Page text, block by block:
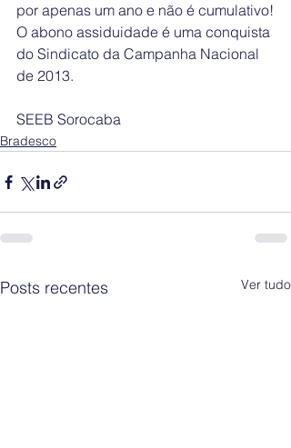
por apenas um ano e não é cumulativo!
O abono assiduidade é uma conquista
do Sindicato da Campanha Nacional
de 2013.
SEEB Sorocaba
Bradesco
Posts recentes Ver tudo